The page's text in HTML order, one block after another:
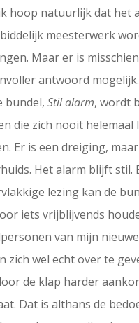
hoop natuurlijk dat het
meesterwerk
Maar er is
antwoord
bundel, Stil alarm, wordt
die zich nooit helemaal
Er is een dreiging,
Het alarm blijft stil.
lezing kan de
iets vrijblijvends
van mijn
zich wel echt over te
de klap harder
Dat is althans de